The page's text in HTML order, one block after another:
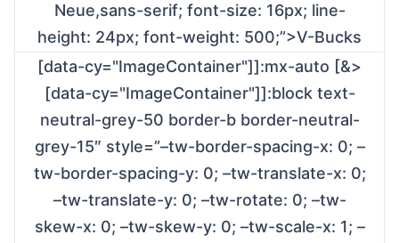
Neue,sans-serif; font-size: 16px; line-
height: 24px; font-weight: 500;”>V-Bucks
[data-cy="ImageContainer"]]:mx-auto [&>
[data-cy="ImageContainer"]]:block text-
neutral-grey-50 border-b border-neutral-
grey-15″ style=”–tw-border-spacing-x: 0; –
tw-border-spacing-y: 0; –tw-translate-x: 0;
–tw-translate-y: 0; –tw-rotate: 0; –tw-
skew-x: 0; –tw-skew-y: 0; –tw-scale-x: 1; –